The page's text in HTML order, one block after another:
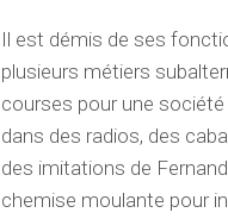
Il est démis de ses
plusieurs métiers
courses pour une
dans des radios, des
des imitations de
chemise moulante pour